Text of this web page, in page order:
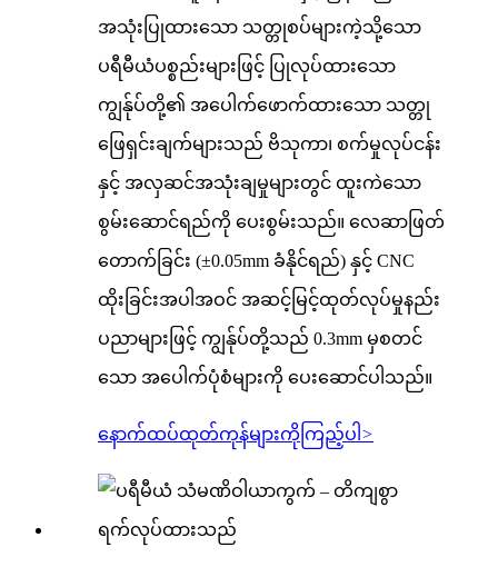
အသုံးပြုထားသော သတ္တုစပ်များကဲ့သို့သော
ပရီမီယံပစ္စည်းများဖြင့် ပြုလုပ်ထားသော
ကျွန်ုပ်တို့၏ အပေါက်ဖောက်ထားသော သတ္တု
ဖြေရှင်းချက်များသည် ဗိသုကာ၊ စက်မှုလုပ်ငန်း
နှင့် အလှဆင်အသုံးချမှုများတွင် ထူးကဲသော
စွမ်းဆောင်ရည်ကို ပေးစွမ်းသည်။ လေဆာဖြတ်
တောက်ခြင်း (±0.05mm ခံနိုင်ရည်) နှင့် CNC
ထိုးခြင်းအပါအဝင် အဆင့်မြင့်ထုတ်လုပ်မှုနည်း
ပညာများဖြင့် ကျွန်ုပ်တို့သည် 0.3mm မှစတင်
သော အပေါက်ပုံစံများကို ပေးဆောင်ပါသည်။
နောက်ထပ်ထုတ်ကုန်များကိုကြည့်ပါ >